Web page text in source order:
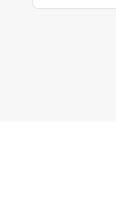
lottare tra loro